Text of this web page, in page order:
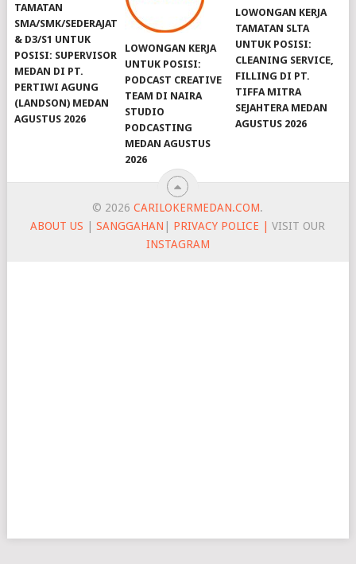
TAMATAN
SMA/SMK/SEDERAJAT
& D3/S1 UNTUK
POSISI: SUPERVISOR
MEDAN DI PT.
PERTIWI AGUNG
(LANDSON) MEDAN
AGUSTUS 2026
LOWONGAN KERJA
UNTUK POSISI:
PODCAST CREATIVE
TEAM DI NAIRA
STUDIO
PODCASTING
MEDAN AGUSTUS
2026
LOWONGAN KERJA
TAMATAN SLTA
UNTUK POSISI:
CLEANING SERVICE,
FILLING DI PT.
TIFFA MITRA
SEJAHTERA MEDAN
AGUSTUS 2026
© 2026CARILOKERMEDAN.COM.
ABOUT US |SANGGAHAN PRIVACY POLICE |
VISIT OUR
INSTAGRAM